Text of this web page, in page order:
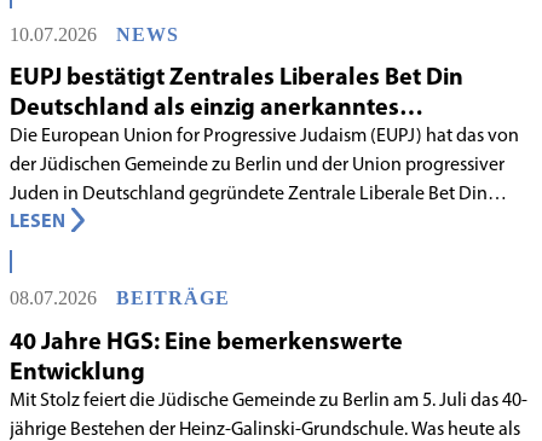
10.07.2026 NEWS
EUPJ bestätigt Zentrales Liberales Bet Din
Deutschland als einzig anerkanntes
liberales Rabbinatsgericht
Die European Union for Progressive Judaism (EUPJ) hat das von
der Jüdischen Gemeinde zu Berlin und der Union progressiver
Juden in Deutschland gegründete Zentrale Liberale Bet Din
Deutschland mit Wirkung zum 1. Juni 2026 als anerkanntes
Rabbinatsgericht aufgenommen.
LESEN
08.07.2026 BEITRÄGE
40 Jahre HGS: Eine bemerkenswerte
Entwicklung
Mit Stolz feiert die Jüdische Gemeinde zu Berlin am 5. Juli das 40-
jährige Bestehen der Heinz-Galinski-Grundschule. Was heute als